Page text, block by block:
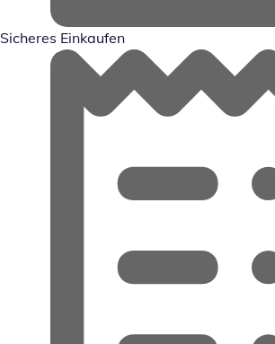
Sicheres Einkaufen